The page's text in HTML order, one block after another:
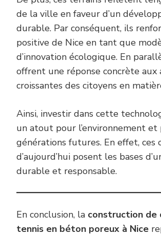
de la ville en faveur d’un
durable. Par conséquent, ils
positive de Nice en tant que
d’innovation écologique. En
offrent une réponse concrète
croissantes des citoyens en
Ainsi, investir dans cette
un atout pour l’environnement et
générations futures. En effet, ces
d’aujourd’hui posent les bases
durable et responsable.
En conclusion, la construction de
tennis en béton poreux à Nice